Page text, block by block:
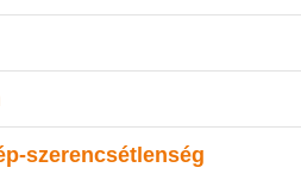
szerencsétlenség